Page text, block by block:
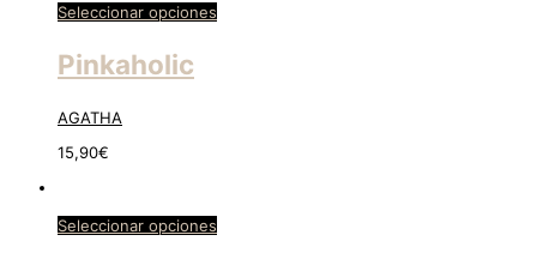
Seleccionar opciones
Pinkaholic
AGATHA
15,90€
Seleccionar opciones